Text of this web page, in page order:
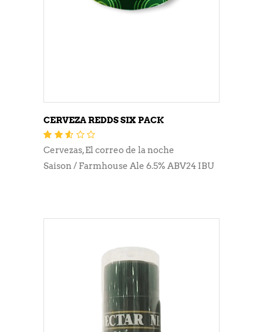
CERVEZA REDDS SIX PACK
2.45
de 5
Cervezas,El correo de la noche
Saison / Farmhouse Ale 6.5% ABV24 IBU